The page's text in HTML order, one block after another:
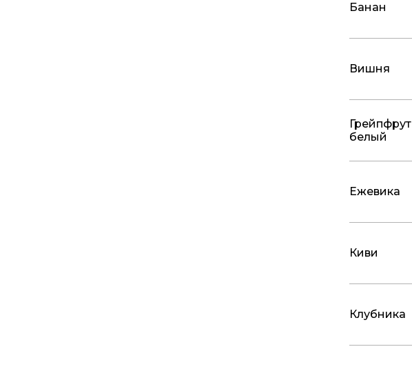
Банан
Вишня
Грейпфрут
белый
Ежевика
Киви
Клубника